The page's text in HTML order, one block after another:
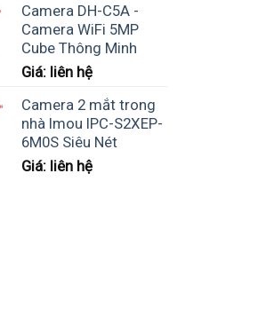
Camera DH-C5A -
Camera WiFi 5MP
Cube Thông Minh
Giá: liên hệ
Camera 2 mắt trong
nhà Imou IPC-S2XEP-
6M0S Siêu Nét
Giá: liên hệ